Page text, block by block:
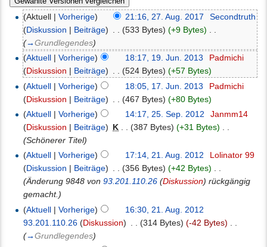
(Aktuell |Vorherige) 21:16, 27. Aug. 2017
Secondtruth
(Diskussion | Beiträge) (533 Bytes) (+9 Bytes)
(→Grundlegendes)
(Aktuell |Vorherige) 18:17, 19. Jun. 2013
Padmichi
(Diskussion | Beiträge) . . (524 Bytes) (+57 Bytes)
(Aktuell |Vorherige) 18:05, 17. Jun. 2013
Padmichi
(Diskussion | Beiträge) (467 Bytes) (+80 Bytes)
(Aktuell |Vorherige) 14:17, 25. Sep. 2012
Janmm14
(Diskussion | Beiträge) K (387 Bytes) (+31 Bytes)
(Schönerer Titel)
(Aktuell |Vorherige) 17:14, 21. Aug. 2012
Lolinator 99
(Diskussion | Beiträge) . . (356 Bytes) (+42 Bytes) . .
(Änderung 9848 von93.201.110.26 (Diskussion) rückgängig
gemacht.)
(Aktuell |Vorherige)
16:30, 21. Aug. 2012
93.201.110.26 (Diskussion) (314 Bytes) (-42 Bytes)
(→Grundlegendes)